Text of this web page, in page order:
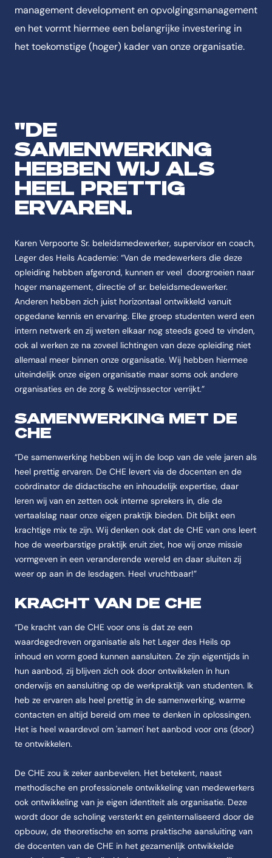
management development en opvolgingsmanagement
en het vormt hiermee een belangrijke investering in
het toekomstige (hoger) kader van onze organisatie.
"DE
SAMENWERKING
HEBBEN WIJ ALS
HEEL PRETTIG
ERVAREN.
Karen Verpoorte Sr. beleidsmedewerker, supervisor en coach,
Leger des Heils Academie: “Van de medewerkers die deze
opleiding hebben afgerond, kunnen er veel doorgroeien naar
hoger management, directie of sr. beleidsmedewerker.
Anderen hebben zich juist horizontaal ontwikkeld vanuit
opgedane kennis en ervaring. Elke groep studenten werd een
intern netwerk en zij weten elkaar nog steeds goed te vinden,
ook al werken ze na zoveel lichtingen van deze opleiding niet
allemaal meer binnen onze organisatie. Wij hebben hiermee
uiteindelijk onze eigen organisatie maar soms ook andere
organisaties en de zorg & welzijnssector verrijkt.”
SAMENWERKING MET DE
CHE
“De samenwerking hebben wij in de loop van de vele jaren als
heel prettig ervaren. De CHE levert via de docenten en de
coördinator de didactische en inhoudelijk expertise, daar
leren wij van en zetten ook interne sprekers in, die de
vertaalslag naar onze eigen praktijk bieden. Dit blijkt een
krachtige mix te zijn. Wij denken ook dat de CHE van ons leert
hoe de weerbarstige praktijk eruit ziet, hoe wij onze missie
vormgeven in een veranderende wereld en daar sluiten zij
weer op aan in de lesdagen. Heel vruchtbaar!”
KRACHT VAN DE CHE
“De kracht van de CHE voor ons is dat ze een
waardegedreven organisatie als het Leger des Heils op
inhoud en vorm goed kunnen aansluiten. Ze zijn eigentijds in
hun aanbod, zij blijven zich ook door ontwikkelen in hun
onderwijs en aansluiting op de werkpraktijk van studenten. Ik
heb ze ervaren als heel prettig in de samenwerking, warme
contacten en altijd bereid om mee te denken in oplossingen.
Het is heel waardevol om 'samen' het aanbod voor ons (door)
te ontwikkelen.
De CHE zou ik zeker aanbevelen. Het betekent, naast
methodische en professionele ontwikkeling van medewerkers
ook ontwikkeling van je eigen identiteit als organisatie. Deze
wordt door de scholing versterkt en geïnternaliseerd door de
opbouw, de theoretische en soms praktische aansluiting van
de docenten van de CHE in het gezamenlijk ontwikkelde